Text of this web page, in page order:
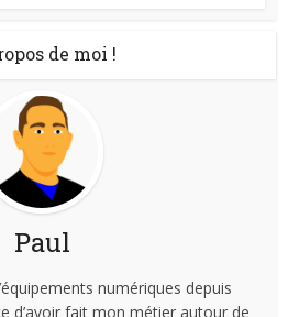
de moi !
Paul
numériques depuis
d’avoir fait mon métier autour de